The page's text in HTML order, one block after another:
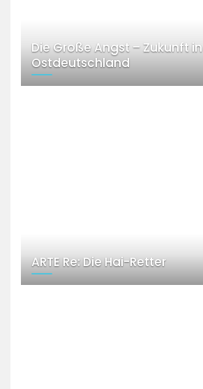
Die Große Angst – Zukunft in
Ostdeutschland
ARTE Re: Die Hai-Retter